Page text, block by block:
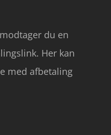
du en
Her kan
med afbetaling